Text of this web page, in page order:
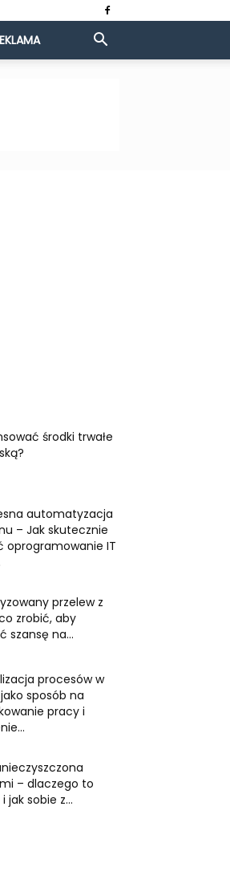
środki trwałe
automatyzacja
– Jak skutecznie
oprogramowanie IT
przelew z
zrobić, aby
szansę na...
procesów w
sposób na
pracy i
– dlaczego to
jak sobie z...